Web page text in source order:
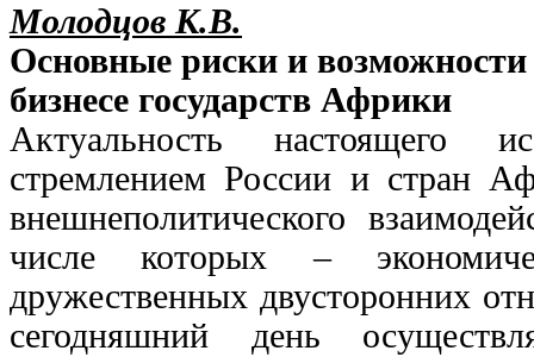
Молодцов К.В.
Основные риски и
бизнесе государств Африки
Актуальность настоящего
стремлением России и стран
внешнеполитического
числе которых –
дружественных двусторонних
сегодняшний день